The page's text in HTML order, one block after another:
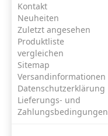
Kontakt
Neuheiten
Zuletzt angesehen
Produktliste
vergleichen
Sitemap
Versandinformationen
Datenschutzerklärung
Lieferungs- und
Zahlungsbedingungen